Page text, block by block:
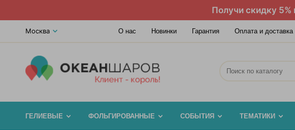
Получи скидку 5%
Москва О нас Новинки Гарантия Оплата и доставка
ГЕЛИЕВЫЕ ФОЛЬГИРОВАННЫЕ СОБЫТИЯ ТЕМАТИКИ